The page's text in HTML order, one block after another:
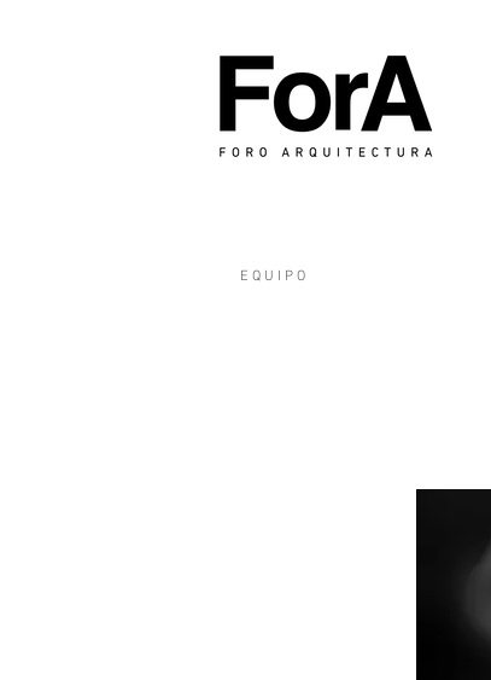
E Q U I P O